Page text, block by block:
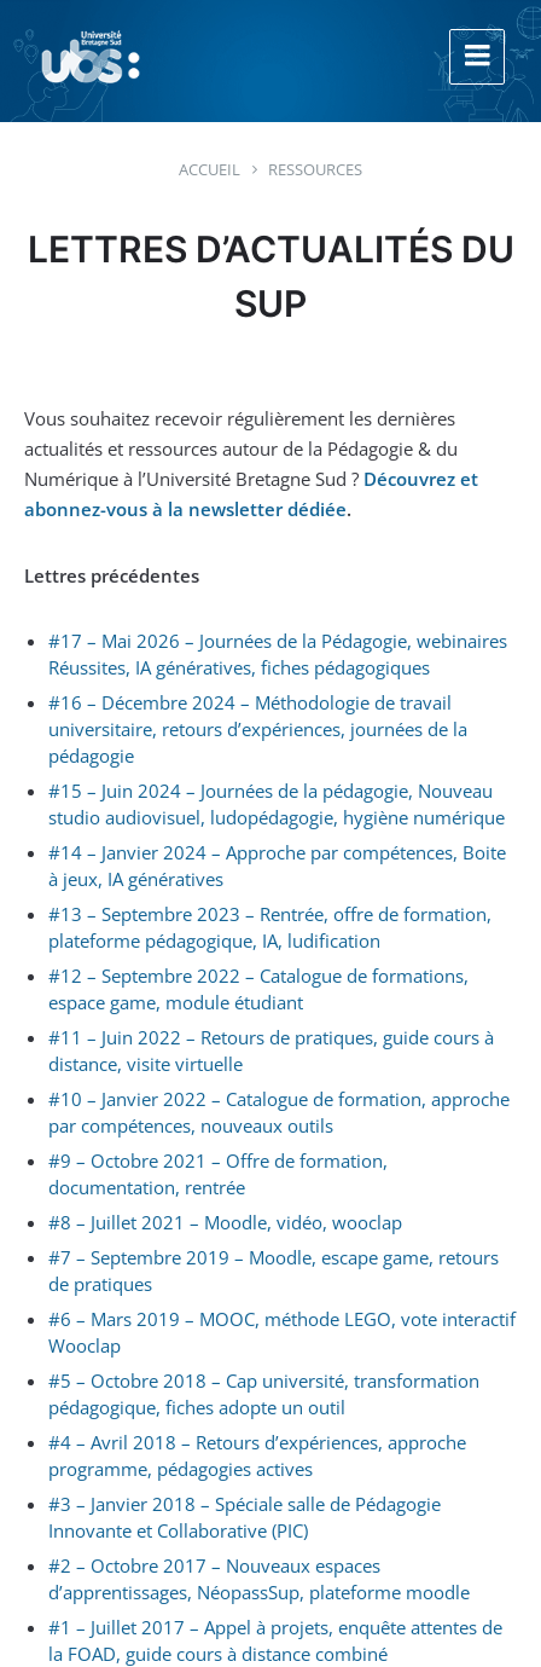
contenu
navigation
principale
footer
ACCUEIL RESSOURCES
LETTRES D’ACTUALITÉS DU
SUP
Vous souhaitez recevoir régulièrement les dernières
actualités et ressources autour de la Pédagogie & du
Numérique à l’Université Bretagne Sud ? Découvrez et
abonnez-vous à la newsletter dédiée.
Lettres précédentes
#17 – Mai 2026 – Journées de la Pédagogie, webinaires
Réussites, IA génératives, fiches pédagogiques
#16 – Décembre 2024 – Méthodologie de travail
universitaire, retours d’expériences, journées de la
pédagogie
#15 – Juin 2024 – Journées de la pédagogie, Nouveau
studio audiovisuel, ludopédagogie, hygiène numérique
#14 – Janvier 2024 – Approche par compétences, Boite
à jeux, IA génératives
#13 – Septembre 2023 – Rentrée, offre de formation,
plateforme pédagogique, IA, ludification
#12 – Septembre 2022 – Catalogue de formations,
espace game, module étudiant
#11 – Juin 2022 – Retours de pratiques, guide cours à
distance, visite virtuelle
#10 – Janvier 2022 – Catalogue de formation, approche
par compétences, nouveaux outils
#9 – Octobre 2021 – Offre de formation,
documentation, rentrée
#8 – Juillet 2021 – Moodle, vidéo, wooclap
#7 – Septembre 2019 – Moodle, escape game, retours
de pratiques
#6 – Mars 2019 – MOOC, méthode LEGO, vote interactif
Wooclap
#5 – Octobre 2018 – Cap université, transformation
pédagogique, fiches adopte un outil
#4 – Avril 2018 – Retours d’expériences, approche
programme, pédagogies actives
#3 – Janvier 2018 – Spéciale salle de Pédagogie
Innovante et Collaborative (PIC)
#2 – Octobre 2017 – Nouveaux espaces
d’apprentissages, NéopassSup, plateforme moodle
#1 – Juillet 2017 – Appel à projets, enquête attentes de
la FOAD, guide cours à distance combiné